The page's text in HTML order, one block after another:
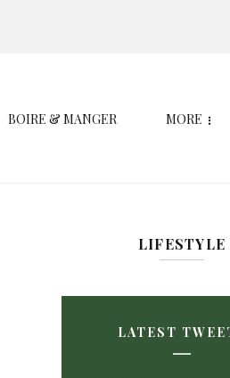
BOIRE & MANGER MORE
LIFESTYLE
LATEST